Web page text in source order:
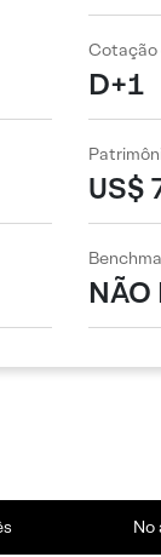
Cotação
D+1
US$
NÃO
No